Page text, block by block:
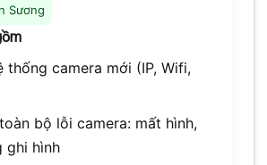
Sương
thống camera mới (IP, Wifi,
bộ lỗi camera: mất hình,
ghi hình